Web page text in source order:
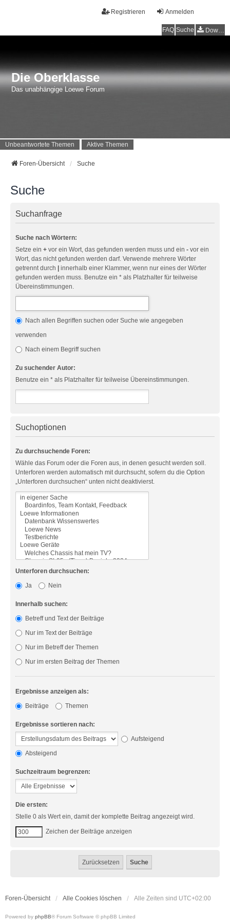
Anmelden
Registrieren
FAQ Suche Downloads
Die Oberklasse
Das unabhängige Loewe Forum
Unbeantwortete Themen Aktive Themen
Foren-Übersicht Suche
Suche
Suchanfrage
Suche nach Wörtern:
Setze ein + vor ein Wort, das gefunden werden muss und ein - vor ein
Wort, das nicht gefunden werden darf. Verwende mehrere Wörter
getrennt durch
innerhalb einer Klammer, wenn nur eines der Wörter
gefunden werden muss. Benutze ein * als Platzhalter für teilweise
Übereinstimmungen.
Nach allen Begriffen suchen oder Suche wie angegeben
verwenden
Nach einem Begriff suchen
Zu suchender Autor:
Benutze ein * als Platzhalter für teilweise Übereinstimmungen.
Suchoptionen
Zu durchsuchende Foren:
Wähle das Forum oder die Foren aus, in denen gesucht werden soll.
Unterforen werden automatisch mit durchsucht, sofern du die Option
„Unterforen durchsuchen“ unten nicht deaktivierst.
Unterforen durchsuchen:
Ja
Nein
Innerhalb suchen:
Betreff und Text der Beiträge
Nur im Text der Beiträge
Nur im Betreff der Themen
Nur im ersten Beitrag der Themen
Ergebnisse anzeigen als:
Beiträge
Themen
Ergebnisse sortieren nach:
Aufsteigend
Absteigend
Suchzeitraum begrenzen:
Die ersten:
Stelle 0 als Wert ein, damit der komplette Beitrag angezeigt wird.
Zeichen der Beiträge anzeigen
Foren-Übersicht Alle Cookies löschen Alle Zeiten sind UTC+02:00
Powered by phpBB® Forum Software © phpBB Limited